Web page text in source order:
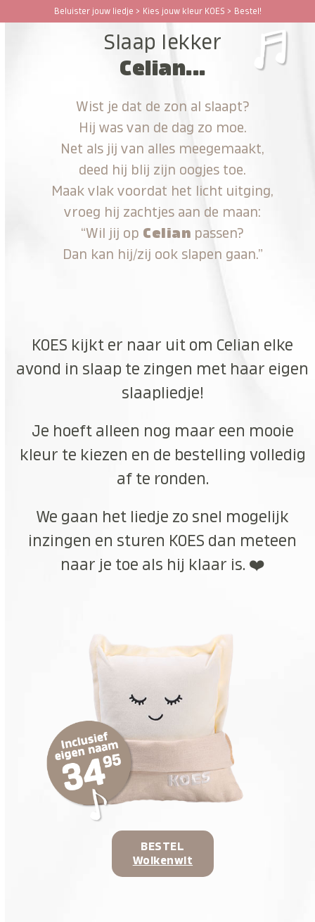
Beluister jouw liedje > Kies jouw kleur KOES > Bestel!
Open
Close
Slaap lekker
Celian...
Wist je dat de zon al slaapt?
Hij was van de dag zo moe.
Net als jij van alles meegemaakt,
deed hij blij zijn oogjes toe.
Maak vlak voordat het licht uitging,
vroeg hij zachtjes aan de maan:
“Wil jij op Celian passen?
Dan kan hij/zij ook slapen gaan.”
KOES kijkt er naar uit om Celian elke
avond in slaap te zingen met haar eigen
slaapliedje!
Je hoeft alleen nog maar een mooie
kleur te kiezen en de bestelling volledig
af te ronden.
We gaan het liedje zo snel mogelijk
inzingen en sturen KOES dan meteen
naar je toe als hij klaar is. ❤️
BESTEL
Wolkenwit